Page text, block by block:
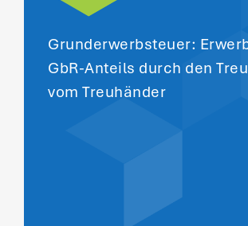
Grunderwerbsteuer:
GbR-Anteils durch den
vom Treuhänder